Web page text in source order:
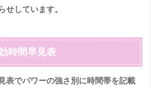
せしています。
時間早見表
表でパワーの強さ別に時間帯を記載